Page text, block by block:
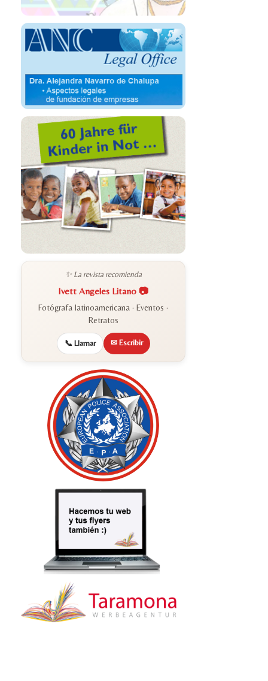
✨ La revista recomienda
Ivett Angeles Litano 📷
Fotógrafa latinoamericana · Eventos ·
Retratos
📞 Llamar ✉ Escribir